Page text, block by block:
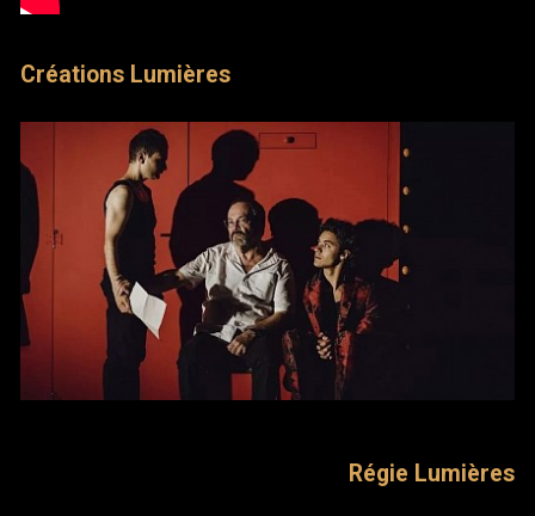
Créations Lumières
Régie Lumières